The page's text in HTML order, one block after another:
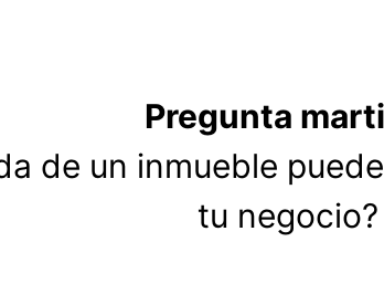
Pregunta
de un inmueble
tu negocio?